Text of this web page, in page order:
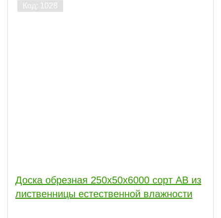
Доска обрезная 250x50x6000 сорт АВ из
лиственницы естественной влажности